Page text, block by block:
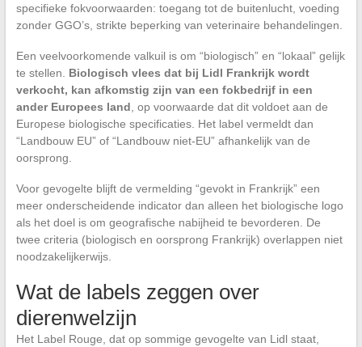
specifieke fokvoorwaarden: toegang tot de buitenlucht, voeding
zonder GGO’s, strikte beperking van veterinaire behandelingen.
Een veelvoorkomende valkuil is om “biologisch” en “lokaal” gelijk
te stellen. Biologisch vlees dat bij Lidl Frankrijk wordt
verkocht, kan afkomstig zijn van een fokbedrijf in een
ander Europees land , op voorwaarde dat dit voldoet aan de
Europese biologische specificaties. Het label vermeldt dan
“Landbouw EU” of “Landbouw niet-EU” afhankelijk van de
oorsprong.
Voor gevogelte blijft de vermelding “gevokt in Frankrijk” een
meer onderscheidende indicator dan alleen het biologische logo
als het doel is om geografische nabijheid te bevorderen. De
twee criteria (biologisch en oorsprong Frankrijk) overlappen niet
noodzakelijkerwijs.
Wat de labels zeggen over
dierenwelzijn
Het Label Rouge, dat op sommige gevogelte van Lidl staat,